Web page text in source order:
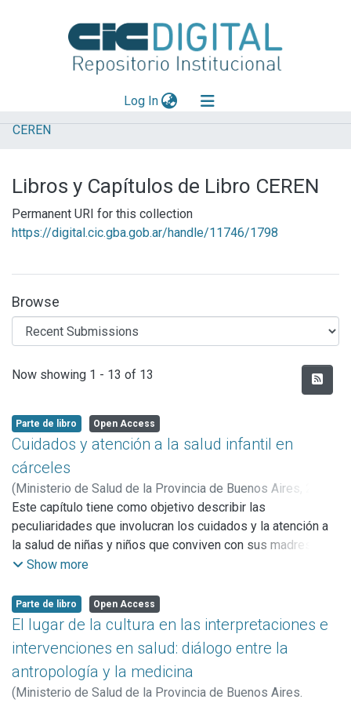
Log In(current)
Explorar
Aportar material
Statistics
CEREN
Libros y Capítulos de Libro CEREN
Permanent URI for this collection
https://digital.cic.gba.gob.ar/handle/11746/1798
Browse
Recent Submissions
Now showing 1 - 13 of 13
Parte de libro Open Access
Cuidados y atención a la salud infantil en
cárceles
(Ministerio de Salud de la Provincia de Buenos Aires,
Burgos, Diego;Ortale, María Susana;Reichenbach, Mariel
Reichenbach, Juan A.
Este capítulo tiene como objetivo describir las
peculiaridades que involucran los cuidados y la atención a
la salud de niñas y niños que conviven con sus madres en
prisión. Alrededor de ello, debatiremos sobre la promoción
En esa dirección repasaremos en primer lugar, el encuadre
legal e institucional de la población sobre la que
predicaremos. En segundo lugar, se expondrán los
problemas, alcances, logros y desafíos que se plantean al
trabajo de atención pediátrica, destacando especialmente
el atravesamiento de factores legales e institucionales en
Show more
Parte de libro Open Access
El lugar de la cultura en las interpretaciones e
intervenciones en salud: diálogo entre la
antropología y la medicina
(Ministerio de Salud de la Provincia de Buenos Aires.